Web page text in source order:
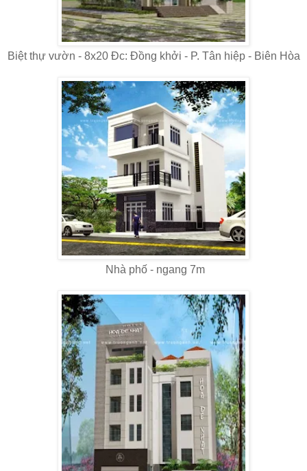
Biệt thự vườn - 8x20 Đc: Đồng khởi - P. Tân hiệp - Biên Hòa
Nhà phố - ngang 7m